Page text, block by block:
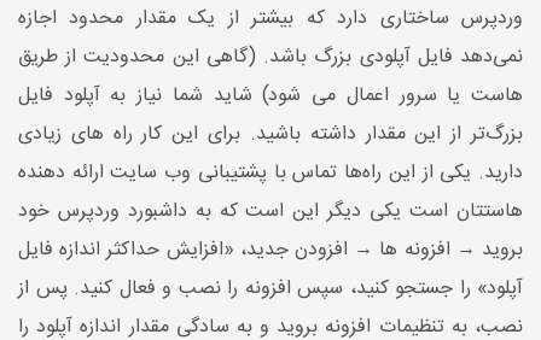
وردپرس ساختاری دارد که بیشتر از یک مقدار محدود اجازه
نمی‌دهد فایل آپلودی بزرگ باشد. (گاهی این محدودیت از طریق
هاست یا سرور اعمال می شود) شاید شما نیاز به آپلود فایل
بزرگ‌تر از این مقدار داشته باشید. برای این کار راه های زیادی
دارید. یکی از این راه‌ها تماس با پشتیبانی وب سایت ارائه دهنده
هاستتان است یکی دیگر این است که به داشبورد وردپرس خود
بروید → افزونه ها → افزودن جدید، «افزایش حداکثر اندازه فایل
آپلود» را جستجو کنید، سپس افزونه را نصب و فعال کنید. پس از
نصب، به تنظیمات افزونه بروید و به سادگی مقدار اندازه آپلود را